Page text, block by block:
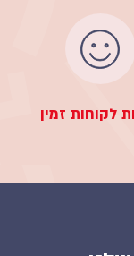
לקוחות זמין